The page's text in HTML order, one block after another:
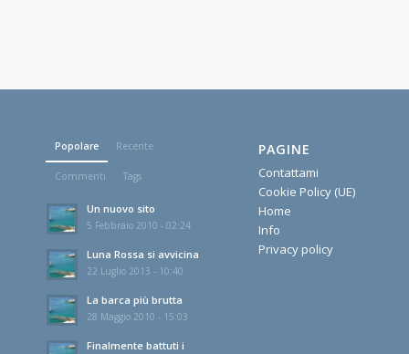
Popolare Recente
Commenti Tags
Un nuovo sito
5 Febbraio 2010 - 02:24
Luna Rossa si avvicina
22 Luglio 2013 - 10:40
La barca più brutta
28 Maggio 2010 - 15:03
Finalmente battuti i
PAGINE
Contattami
Cookie Policy (UE)
Home
Info
Privacy policy